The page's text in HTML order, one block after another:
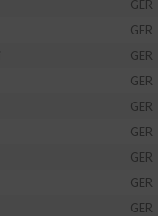
GER
GER
GER
GER
GER
GER
GER
GER
GER
identifizieren